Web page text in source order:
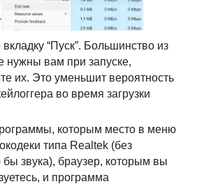
“Пуск”. Большинство из
нужны вам при запуске,
их. Это уменьшит вероятность
во время загрузки
которым место в меню
типа Realtek (без
звука), браузер, которым вы
и программа